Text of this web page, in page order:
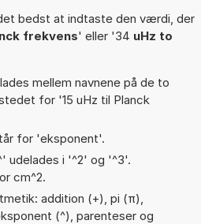
bedst at indtaste den værdi, der
frekvens' eller '34 uHz to
mellem navnene på de to
for '15 uHz til Planck
for 'eksponent'.
udelades i '^2' og '^3'.
cm^2.
addition (+), pi (π),
(^), parenteser og